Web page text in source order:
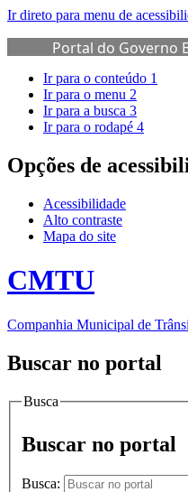
Ir direto para menu de
Portal do Governo
de Governo
Ir para o conteúdo 1
Ir para o menu 2
Ir para a busca 3
Ir para o rodapé 4
Opções de
Acessibilidade
Alto contraste
Mapa do site
CMTU
Companhia Municipal de
Buscar no portal
Busca
Buscar no portal
Busca: